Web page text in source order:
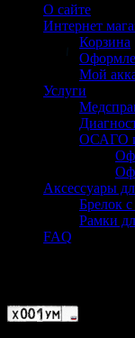
О сайте
Интернет
Корзина
Мой
Услуги
ОСАГО
Аксессуары
Брелок
Рамки
FAQ